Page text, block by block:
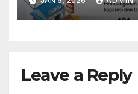
Leave a Reply